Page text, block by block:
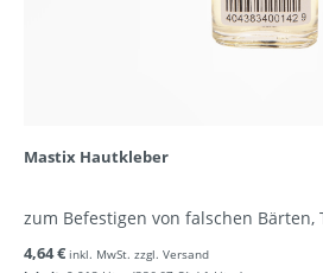
Mastix Hautkleber
zum Befestigen von falschen Bärten,
4,64 € inkl. MwSt. zzgl. Versand